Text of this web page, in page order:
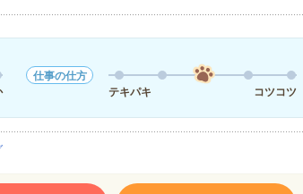
仕事の仕方
テキパキ
コツコツ